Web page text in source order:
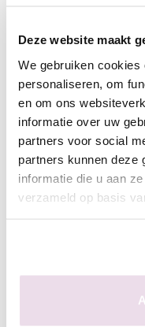
Deze website maakt
We gebruiken
personaliseren, om
en om ons
informatie over uw
partners voor social
partners kunnen deze
informatie die u aan
verzameld op basis
Crystal
Deze prachtige crystal
Prachtig om in de
gel/acryl te verwerken.
zien op zwart maar het
diverse tinten
Werkwijze
- Bereid de natuurlijke
- Breng de gewenste
- Breng het pigment aan
- Fixeer 10 seconden in